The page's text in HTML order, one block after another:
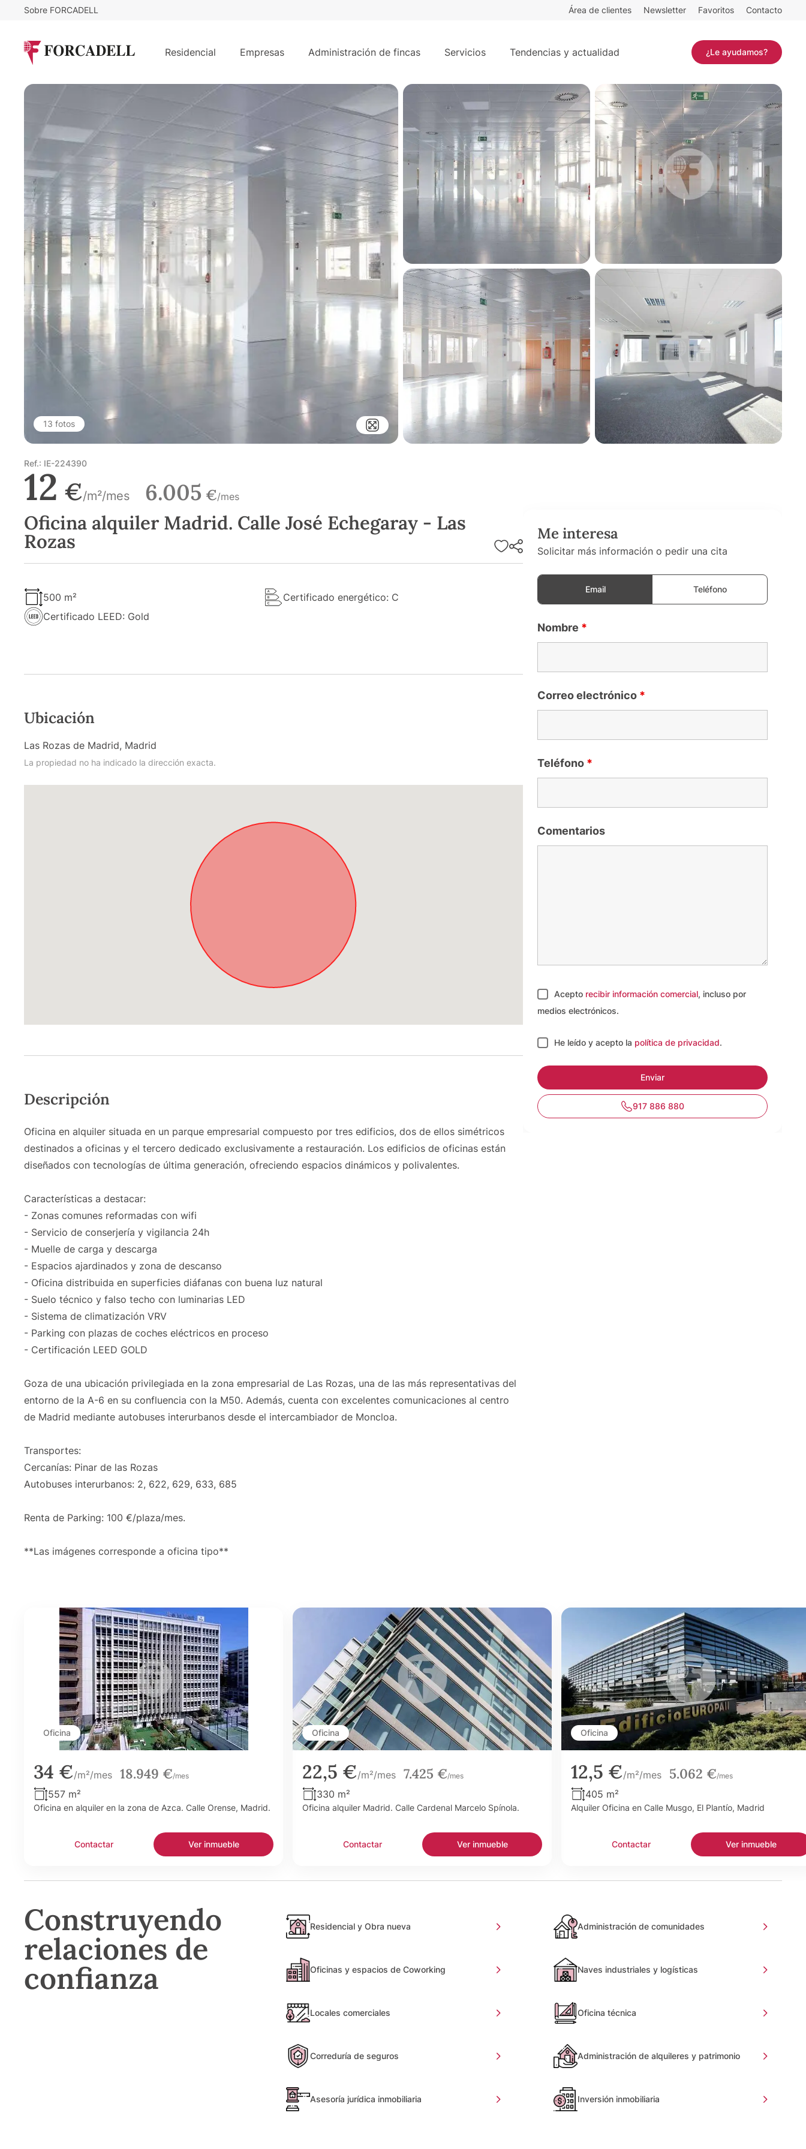
Sobre FORCADELL Área de clientes Newsletter Favoritos Contacto
Residencial Empresas Administración de fincas Servicios Tendencias y actualidad ¿Le ayudamos?
Oficina alquiler Madrid. Calle José Echegaray - Las Rozas
13 fotos
Ref.: IE-224390
12 €/m²/mes 6.005 €/mes
Oficina alquiler Madrid. Calle José Echegaray - Las
Rozas
500 m²
Certificado energético: C
Certificado LEED: Gold
Ubicación
Las Rozas de Madrid, Madrid
La propiedad no ha indicado la dirección exacta.
Descripción
Oficina en alquiler situada en un parque empresarial compuesto por tres edificios, dos de ellos simétricos
destinados a oficinas y el tercero dedicado exclusivamente a restauración. Los edificios de oficinas están
diseñados con tecnologías de última generación, ofreciendo espacios dinámicos y polivalentes.
Características a destacar:
- Zonas comunes reformadas con wifi
- Servicio de conserjería y vigilancia 24h
- Muelle de carga y descarga
- Espacios ajardinados y zona de descanso
- Oficina distribuida en superficies diáfanas con buena luz natural
- Suelo técnico y falso techo con luminarias LED
- Sistema de climatización VRV
- Parking con plazas de coches eléctricos en proceso
- Certificación LEED GOLD
Goza de una ubicación privilegiada en la zona empresarial de Las Rozas, una de las más representativas del
entorno de la A-6 en su confluencia con la M50. Además, cuenta con excelentes comunicaciones al centro
de Madrid mediante autobuses interurbanos desde el intercambiador de Moncloa.
Transportes:
Cercanías: Pinar de las Rozas
Autobuses interurbanos: 2, 622, 629, 633, 685
Renta de Parking: 100 €/plaza/mes.
**Las imágenes corresponde a oficina tipo**
Me interesa
Solicitar más información o pedir una cita
Email Teléfono
Nombre *
Correo electrónico *
Teléfono *
Comentarios
Acepto recibir información comercial, incluso por
medios electrónicos.
He leído y acepto la política de privacidad.
917 886 880
Oficina
34 €/m²/mes 18.949 €/mes
557 m²
Oficina en alquiler en la zona de Azca. Calle Orense, Madrid.
Contactar Ver inmueble
Oficina
22,5 €/m²/mes 7.425 €/mes
330 m²
Oficina alquiler Madrid. Calle Cardenal Marcelo Spínola.
Contactar Ver inmueble
Oficina
12,5 €/m²/mes 5.062 €/mes
405 m²
Alquiler Oficina en Calle Musgo, El Plantío, Madrid
Contactar Ver inmueble
Construyendo
relaciones de
confianza
Residencial y Obra nueva Administración de comunidades
Oficinas y espacios de Coworking Naves industriales y logísticas
Locales comerciales Oficina técnica
Correduría de seguros Administración de alquileres y patrimonio
Asesoría jurídica inmobiliaria Inversión inmobiliaria